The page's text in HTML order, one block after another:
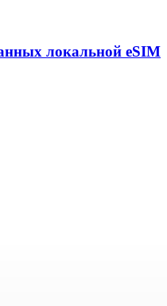
локальной eSIM